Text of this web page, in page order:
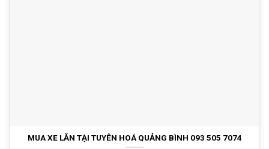
MUA XE LĂN TẠI TUYÊN HOÁ QUẢNG BÌNH 093 505 7074